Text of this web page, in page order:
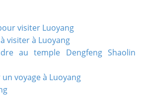
visiter Luoyang
visiter à Luoyang
au temple Dengfeng Shaolin
voyage à Luoyang